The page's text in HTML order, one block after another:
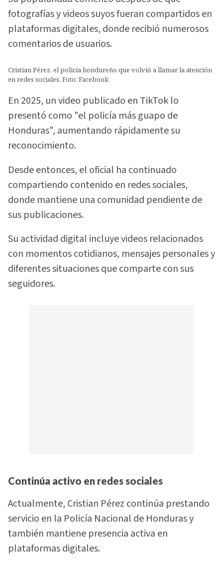
fotografías y videos suyos fueran compartidos en
plataformas digitales, donde recibió numerosos
comentarios de usuarios.
Cristian Pérez, el policía hondureño que volvió a llamar la atención
en redes sociales. Foto: Facebook
En 2025, un video publicado en TikTok lo
presentó como "el policía más guapo de
Honduras", aumentando rápidamente su
reconocimiento.
Desde entonces, el oficial ha continuado
compartiendo contenido en redes sociales,
donde mantiene una comunidad pendiente de
sus publicaciones.
Su actividad digital incluye videos relacionados
con momentos cotidianos, mensajes personales y
diferentes situaciones que comparte con sus
seguidores.
Continúa activo en redes sociales
Actualmente, Cristian Pérez continúa prestando
servicio en la Policía Nacional de Honduras y
también mantiene presencia activa en
plataformas digitales.